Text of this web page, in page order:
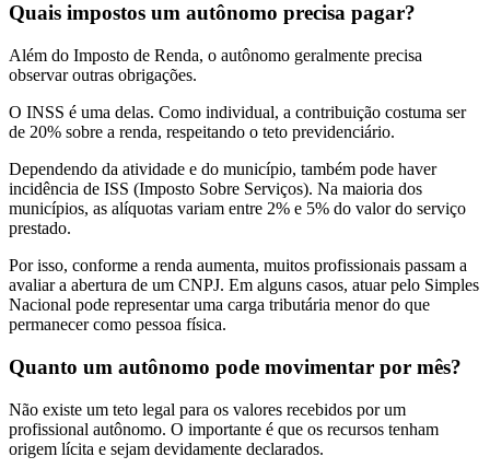
Quais impostos um autônomo precisa pagar?
Além do Imposto de Renda, o autônomo geralmente precisa
observar outras obrigações.
O INSS é uma delas. Como individual, a contribuição costuma ser
de 20% sobre a renda, respeitando o teto previdenciário.
Dependendo da atividade e do município, também pode haver
incidência de ISS (Imposto Sobre Serviços). Na maioria dos
municípios, as alíquotas variam entre 2% e 5% do valor do serviço
prestado.
Por isso, conforme a renda aumenta, muitos profissionais passam a
avaliar a abertura de um CNPJ. Em alguns casos, atuar pelo Simples
Nacional pode representar uma carga tributária menor do que
permanecer como pessoa física.
Quanto um autônomo pode movimentar por mês?
Não existe um teto legal para os valores recebidos por um
profissional autônomo. O importante é que os recursos tenham
origem lícita e sejam devidamente declarados.